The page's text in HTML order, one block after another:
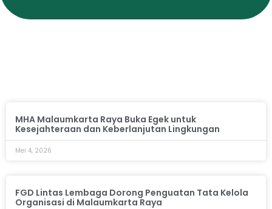
MHA Malaumkarta Raya Buka Egek untuk
Kesejahteraan dan Keberlanjutan Lingkungan
Mei 4, 2026
FGD Lintas Lembaga Dorong Penguatan Tata Kelola
Organisasi di Malaumkarta Raya